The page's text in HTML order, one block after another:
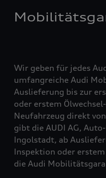
Wir geben für jedes
umfangreiche Audi
Auslieferung bis zur
oder erstem
Neufahrzeug direkt
gibt die AUDI AG,
Ingolstadt, ab
Inspektion oder
die Audi